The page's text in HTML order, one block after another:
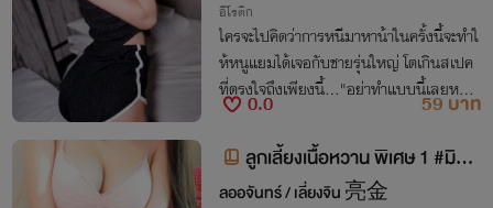
อีโรติก
ใครจะไปคิดว่าการหนีมาหาน้าในครั้งนี้จะทำใ
ห้หนูแยมได้เจอกับชายรุ่นใหญ่ โตเกินสเปค
ที่ตรงใจถึงเพียงนี้..."อย่าทำแบบนี้เลยหนู"
"ซู่ววลุงยามก็ออกจะชอบ เรื่องนี้เรามาปิดเป็
นความลับกันดีกว่าค่ะ"
0.0
59 บาท
ลูกเลี้ยงเนื้อหวาน พิเศษ 1 #มิติใ
หม่ของความรัก NC25+
ลออจันทร์ / เลี่ยงจิน 亮金